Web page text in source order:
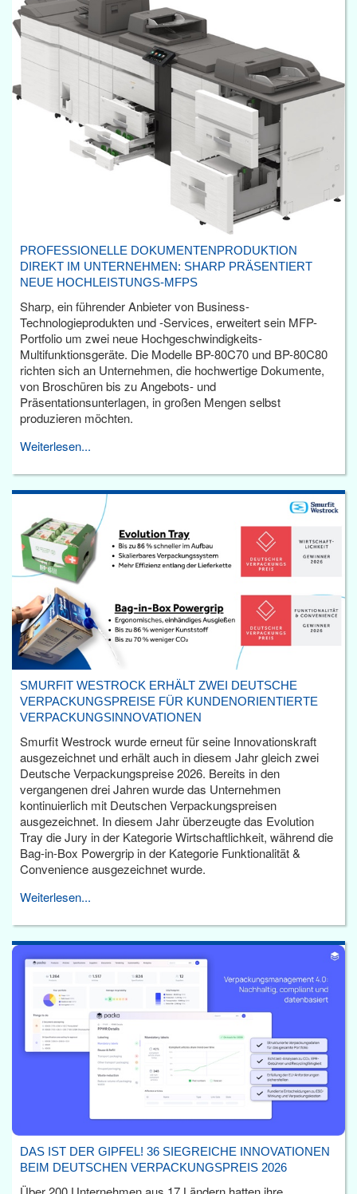
PROFESSIONELLE DOKUMENTENPRODUKTION
DIREKT IM UNTERNEHMEN: SHARP PRÄSENTIERT
NEUE HOCHLEISTUNGS-MFPS
Sharp, ein führender Anbieter von Business-
Technologieprodukten und -Services, erweitert sein MFP-
Portfolio um zwei neue Hochgeschwindigkeits-
Multifunktionsgeräte. Die Modelle BP-80C70 und BP-80C80
richten sich an Unternehmen, die hochwertige Dokumente,
von Broschüren bis zu Angebots- und
Präsentationsunterlagen, in großen Mengen selbst
produzieren möchten.
Weiterlesen...
SMURFIT WESTROCK ERHÄLT ZWEI DEUTSCHE
VERPACKUNGSPREISE FÜR KUNDENORIENTIERTE
VERPACKUNGSINNOVATIONEN
Smurfit Westrock wurde erneut für seine Innovationskraft
ausgezeichnet und erhält auch in diesem Jahr gleich zwei
Deutsche Verpackungspreise 2026. Bereits in den
vergangenen drei Jahren wurde das Unternehmen
kontinuierlich mit Deutschen Verpackungspreisen
ausgezeichnet. In diesem Jahr überzeugte das Evolution
Tray die Jury in der Kategorie Wirtschaftlichkeit, während die
Bag-in-Box Powergrip in der Kategorie Funktionalität &
Convenience ausgezeichnet wurde.
Weiterlesen...
DAS IST DER GIPFEL! 36 SIEGREICHE INNOVATIONEN
BEIM DEUTSCHEN VERPACKUNGSPREIS 2026